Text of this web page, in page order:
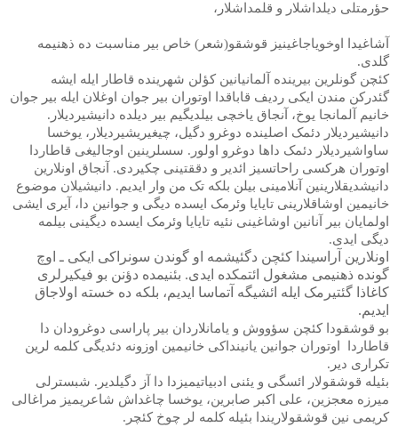
حؤرمتلی دیلداشلار و قلمداشلار،
آشاغیدا اوخویاجاغینیز قوشقو(شعر) خاص بیر مناسبت ده ذهنیمه
گلدی.
کئچن گونلرین بیرینده آلمانیانین کؤلن شهرینده قاطار ایله ایشه
گئدرکن مندن ایکی ردیف قاباقدا اوتوران بیر جوان اوغلان ایله بیر جوان
خانیم آلمانجا یوخ، آنجاق یاخچی بیلدیگیم بیر دیلده دانیشیردیلار.
دانیشیردیلار دئمک اصلینده دوغرو دگیل، چیغیریشیردیلار، یوخسا
ساواشیردیلار دئمک داها دوغرو اولور. سسلرینین اوجالیغی قاطاردا
اوتوران هرکسی راحاتسیز ائدیر و دققتینی چکیردی. آنجاق اونلارین
دانیشدیقلارینین آنلامینی بیلن بلکه تک من وار ایدیم. دانیشیلان موضوع
خانیمین اوشاقلارینی تایایا وئرمک ایسده دیگی و جوانین دا، آیری ایشی
اولمایان بیر آنانین اوشاغینی نئیه تایایا وئرمک ایسده دیگینی بیلمه
دیگی ایدی.
اونلارین آراسیندا کئچن دگئیشمه او گوندن سونراکی ایکی ـ اوچ
گونده ذهنیمی مشغول ائتمکده ایدی. بئنیمده دؤنن بو فیکیرلری
کاغاذا گئتیرمک ایله ائشیگه آتماسا ایدیم، بلکه ده خسته اولاجاق
ایدیم.
بو قوشقودا کئچن سؤووش و یامانلاردان بیر پاراسی دوغرودان دا
قاطاردا
اوتوران جوانین یانینداکی خانیمین اوزونه دئدیگی کلمه لرین
تکراری دیر.
بئیله قوشقولار ائسگی و یئنی ادبیاتیمیزدا دا آز دگیلدیر. شبسترلی
میرزه معجزین، علی اکبر صابرین، یوخسا چاغداش شاعریمیز مراغالی
کریمی نین قوشقولاریندا بئیله کلمه لر چوخ کئچر.